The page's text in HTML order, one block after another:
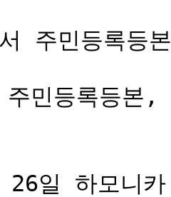
주민등록등
주민등록등본
26일 하모니